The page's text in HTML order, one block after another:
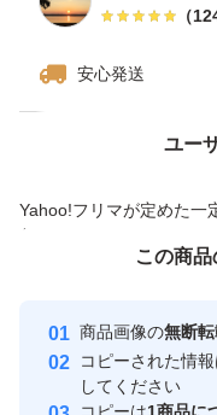
（
安心発送
ユー
Yahoo!フリマが定めた一
付与しています
安心取引出品者
取引実績
価格の相談
この商
商品画像の無断
コピーされた情報
してください
この商品をみている